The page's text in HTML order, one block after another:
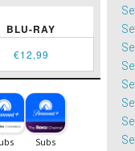
BLU-RAY
€12,99